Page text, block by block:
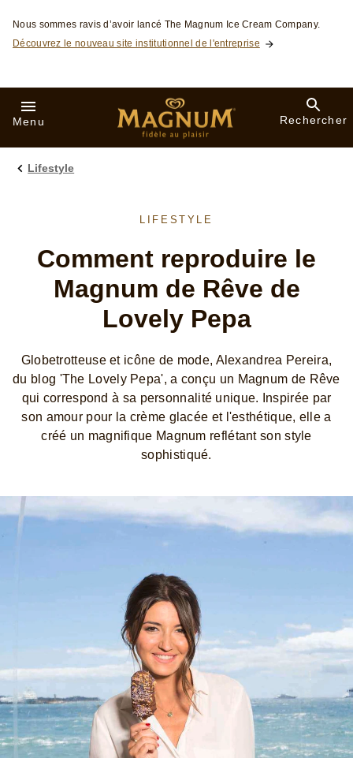
Skip to:
Nous sommes ravis d’avoir lancé The Magnum Ice Cream Company.
Découvrez le nouveau site institutionnel de l'entreprise
Menu Rechercher
Lifestyle
LIFESTYLE
Comment reproduire le
Magnum de Rêve de
Lovely Pepa
Globetrotteuse et icône de mode, Alexandrea Pereira,
du blog 'The Lovely Pepa', a conçu un Magnum de Rêve
qui correspond à sa personnalité unique. Inspirée par
son amour pour la crème glacée et l'esthétique, elle a
créé un magnifique Magnum reflétant son style
sophistiqué.